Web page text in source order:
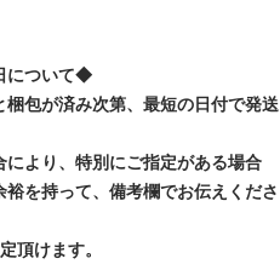
について◆
梱包が済み次第、最短の日付で発送
により、特別にご指定がある場合
裕を持って、備考欄でお伝えくださ
頂けます。